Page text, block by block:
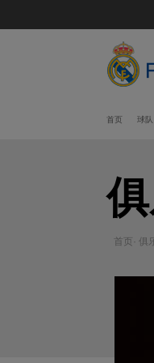
首页 球队
首页 · 俱